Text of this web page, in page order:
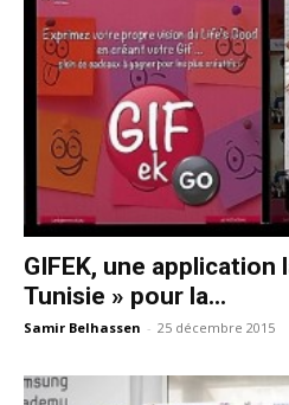
GIFEK, une application
Tunisie » pour la...
Samir Belhassen - 25 décembre 2015